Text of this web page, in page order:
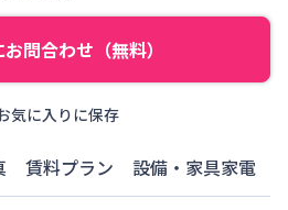
問合わせ（無料）
気に入りに保存
賃料プラン 設備・家具家電